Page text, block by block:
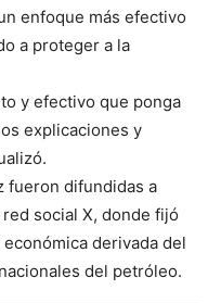
enfoque más efectivo
a proteger a la
y efectivo que ponga
explicaciones y
fueron difundidas a
social X, donde fijó
derivada del
del petróleo.